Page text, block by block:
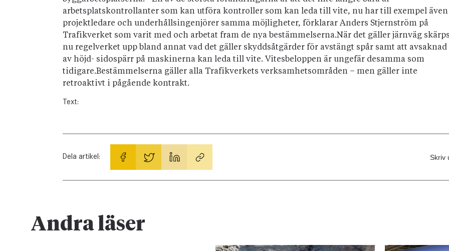
arbetsplatskontrollanter som kan utföra kontroller som kan leda till vite, nu har till exempel även
projektledare och underhållsingenjörer samma möjligheter, förklarar Anders Stjernström på
Trafikverket som varit med och arbetat fram de nya bestämmelserna.När det gäller järnväg
nu regelverket upp bland annat vad det gäller skyddsåtgärder för avstängt spår samt att avsaknad
av höjd- sidospärr på maskinerna kan leda till vite. Vitesbeloppen är ungefär desamma som
tidigare.Bestämmelserna gäller alla Trafikverkets verksamhetsområden – men gäller inte
retroaktivt i pågående kontrakt.
Text:
Dela artikel: Skriv
Andra läser